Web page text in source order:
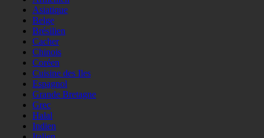
Asiatique
Belge
Brésilien
Cacher
Chinois
Coréen
Cuisine des Iles
Espagnol
Grande Bretagne
Grec
Halal
Indien